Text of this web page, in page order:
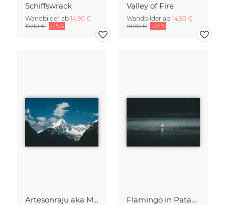
Schiffswrack
Wandbilder ab 14,90 €
19,90 € -25%
Valley of Fire
Wandbilder ab 14,90 €
19,90 € -25%
Artesonraju aka Mount Paramount Flamingo in Patagonien